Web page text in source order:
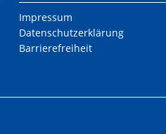
Impressum
Datenschutzerklärung
Barrierefreiheit